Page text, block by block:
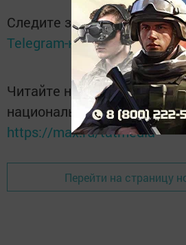
Следите за самым
Telegram-каналеТатмедиа
Читайте новости
национальном
https://max.ru/tatmedia
Перейти на страницу